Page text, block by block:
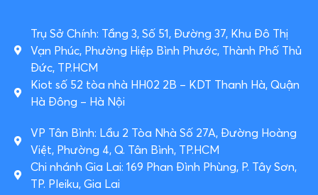
Trụ Sở Chính: Tầng 3, Số 51, Đường 37, Khu Đô Thị
Vạn Phúc, Phường Hiệp Bình Phước, Thành Phố Thủ
Đức, TP.HCM
Kiot số 52 tòa nhà HH02 2B – KDT Thanh Hà, Quận
Hà Đông – Hà Nội
VP Tân Bình: Lầu 2 Tòa Nhà Số 27A, Đường Hoàng
Việt, Phường 4, Q. Tân Bình, TP.HCM
Chi nhánh Gia Lai: 169 Phan Đình Phùng, P. Tây Sơn,
TP. Pleiku, Gia Lai